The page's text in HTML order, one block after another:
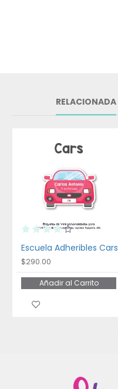
RELACIONADA
Escuela Adheribles Cars
$290.00
Añadir al Carrito